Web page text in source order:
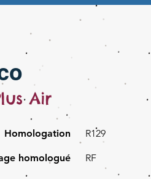
Air
Homologation R129
homologué RF